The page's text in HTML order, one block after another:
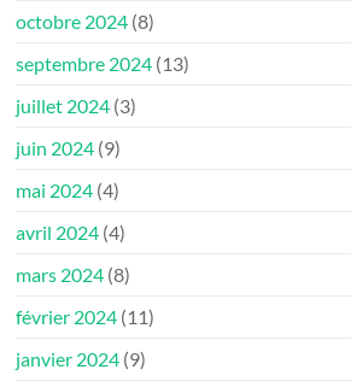
octobre 2024 (8)
septembre 2024 (13)
juillet 2024 (3)
juin 2024 (9)
mai 2024 (4)
avril 2024 (4)
mars 2024 (8)
février 2024 (11)
janvier 2024 (9)